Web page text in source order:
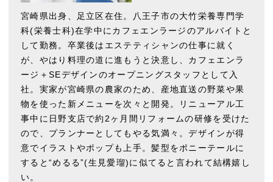
宮崎県出身、足立区在住。八王子市の大竹栄養専門学
科(栄養士科)在学中にカフェエンラージのアルバイトと
して勤務。卒業後はエステティシャンの仕事に就く
が、やはり料理の道に進もうと決意し、カフェエンラ
ージ＋SEデザインのオープニングスタッフとして入
社。実家が宮崎県の農家のため、産地直送の野菜や果
物を使った新メニューを次々と開発。リニューアル工
事中に日野支店で約2ヶ月間リフォームの研修を受けた
ので、プランナーとしてもやる気満々。デザインが得
意でイラストやポップも上手。髪型をポニーテールに
すると“めるる”(生見愛瑠)に似てると言われて結構嬉し
い。